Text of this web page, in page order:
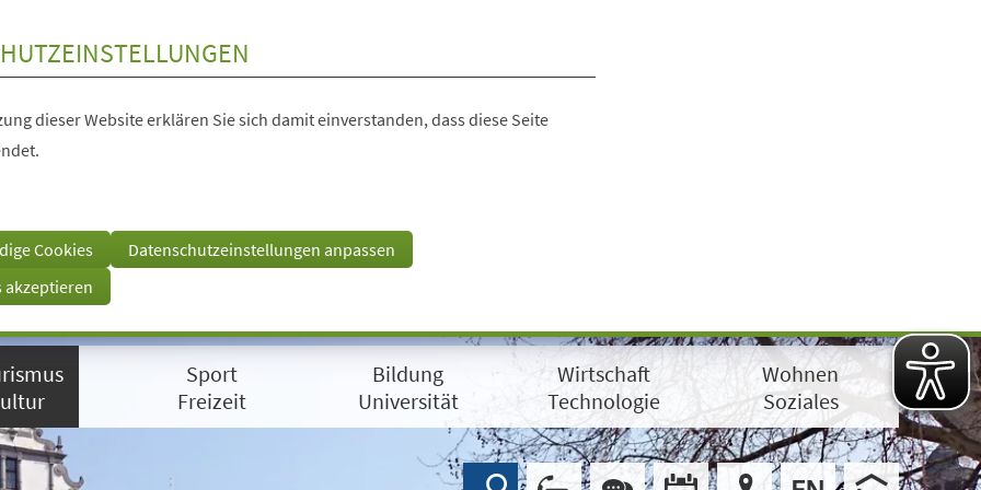
dieser Website erklären Sie sich damit einverstanden, dass diese Seite
Cookies
Datenschutzeinstellungen anpassen
akzeptieren
Sport
Freizeit
Bildung
Universität
Wirtschaft
Technologie
Wohnen
Soziales